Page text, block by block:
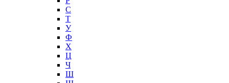
С
Т
У
Ф
Х
Ц
Ч
Ш